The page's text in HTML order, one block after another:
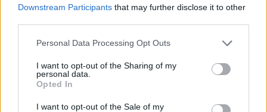
Downstream Participants that may further disclose it to other
Please note that this website/app uses one or more Google
not limited to your visit or usage behaviour. You may click to
grant or deny consent to Google and its third-party tags to
use your data for below specified purposes in below Google
consent section.
Personal Data Processing Opt Outs
I want to opt-out of the Sharing of my
personal data.
Opted In
I want to opt-out of the Sale of my